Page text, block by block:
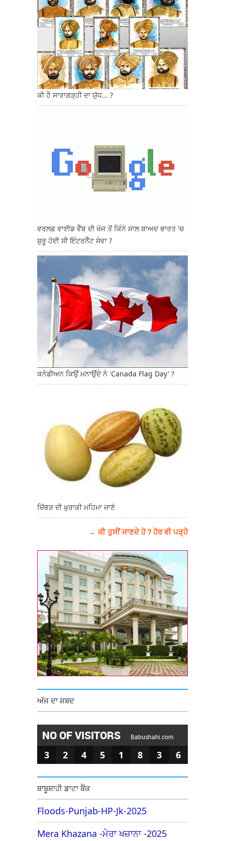
ਕੀ ਹੈ ਸਾਰਾਗੜ੍ਹੀ ਦਾ ਯੁੱਧ... ?
ਵਰਲਡ ਵਾਈਡ ਵੈੱਬ ਦੀ ਖੋਜ ਤੋਂ ਕਿੰਨੇ ਸਾਲ ਬਾਅਦ ਭਾਰਤ 'ਚ
ਸ਼ੁਰੂ ਹੋਈ ਸੀ ਇੰਟਰਨੈੱਟ ਸੇਵਾ ?
ਕਨੇਡੀਅਨ ਕਿਉਂ ਮਨਾਉਂਦੇ ਨੇ 'Canada Flag Day' ?
ਚਿੱਭੜ ਦੀ ਖ਼ੁਰਾਕੀ ਮਹਿਮਾ ਜਾਣੋ
→ ਕੀ ਤੁਸੀਂ ਜਾਣਦੇ ਹੋ ? ਹੋਰ ਵੀ ਪੜ੍ਹੋ
ਅੱਜ ਦਾ ਸ਼ਬਦ
NO OF VISITORS Babushahi.com
3 2 4 5 1 8 3 6
ਬਾਬੂਸ਼ਾਹੀ ਡਾਟਾ ਬੈਂਕ
Floods-Punjab-HP-Jk-2025
Mera Khazana -ਮੇਰਾ ਖਜ਼ਾਨਾ -2025